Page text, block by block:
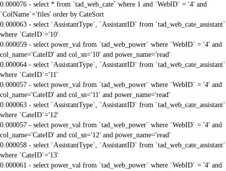
0.000076 - select * from `tad_web_cate` where 1 and `WebID` = '4' and
`ColName`='files' order by CateSort
0.000063 - select `AssistantType`, `AssistantID` from `tad_web_cate_assistant`
where `CateID`='10'
0.000059 - select power_val from `tad_web_power` where `WebID` = '4' and
col_name='CateID' and col_sn='10' and power_name='read'
0.000064 - select `AssistantType`, `AssistantID` from `tad_web_cate_assistant`
where `CateID`='11'
0.000057 - select power_val from `tad_web_power` where `WebID` = '4' and
col_name='CateID' and col_sn='11' and power_name='read'
0.000063 - select `AssistantType`, `AssistantID` from `tad_web_cate_assistant`
where `CateID`='12'
0.000057 - select power_val from `tad_web_power` where `WebID` = '4' and
col_name='CateID' and col_sn='12' and power_name='read'
0.000058 - select `AssistantType`, `AssistantID` from `tad_web_cate_assistant`
where `CateID`='13'
0.000061 - select power_val from `tad_web_power` where `WebID` = '4' and